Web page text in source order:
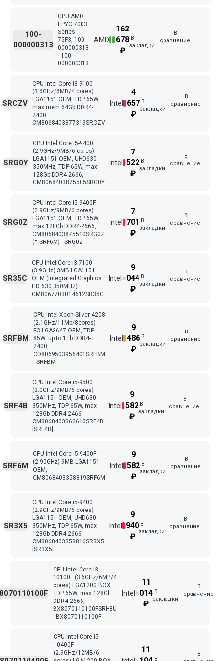
CPU AMD
EPYC 7003
Series
75F3, 100-
000000313
- 100-
000000313
AMD
100-
000000313
162
678
₽
В
закладки
В
сравнение
CPU Intel Core i3-9100
(3.6GHz/6MB/4 cores)
LGA1151 OEM, TDP 65W,
max mem.64Gb DDR4-
2400.
CM8068403377319SRCZV
Intel
SRCZV
4
657
₽
В
закладки
В
сравнение
CPU Intel Core i5-9400
(2.9GHz/9MB/6 cores)
LGA1151 OEM, UHD630
350MHz, TDP 65W, max
128Gb DDR4-2666,
CM8068403875505SRG0Y
Intel
SRG0Y
7
522
₽
В
закладки
В
сравнение
CPU Intel Core i5-9400F
(2.9GHz/9MB/6 cores)
LGA1151 OEM, TDP 65W,
max 128Gb DDR4-2666,
CM8068403875510SRG0Z
(= SRF6M) - SRG0Z
Intel
SRG0Z
7
701
₽
В
закладки
В
сравнение
CPU Intel Core i3-7100
(3.9GHz) 3MB LGA1151
OEM (Integrated Graphics
HD 630 350MHz)
CM8067703014612SR35C
Intel
SR35C ✖
9
044
₽
В
закладки
В
сравнение
CPU Intel Xeon Silver 4208
(2.1GHz/11Mb/8cores)
FC-LGA3647 ОЕМ, TDP
85W, up to 1Tb DDR4-
2400,
CD8069503956401SRFBM
- SRFBM
Intel
SRFBM
9
486
₽
В
закладки
В
сравнение
CPU Intel Core i5-9500
(3.0GHz/9MB/6 cores)
LGA1151 OEM, UHD630
350MHz, TDP 65W, max
128Gb DDR4-2466,
CM8068403362610SRF4B
[SRF4B]
Intel
SRF4B
9
582
₽
В
закладки
В
сравнение
CPU Intel Core i5-9400F
(2.90GHz) 9MB LGA1151
OEM,
CM8068403358819SRF6M
Intel
SRF6M
9
582
₽
В
закладки
В
сравнение
CPU Intel Core i5-9400
(2.9GHz/9MB/6 cores)
LGA1151 OEM, UHD630
350MHz, TDP 65W, max
128Gb DDR4-2666,
CM8068403358816SR3X5
[SR3X5]
Intel
SR3X5
9
940
₽
В
закладки
В
сравнение
CPU Intel Core i3-
10100F (3.6GHz/6MB/4
cores) LGA1200 BOX,
TDP 65W, max 128Gb
DDR4-2666,
BX8070110100FSRH8U
- BX8070110100F
Intel✖
11
014
₽
В
закладки
В
сравнение
CPU Intel Core i5-
10400F
(2.9GHz/12MB/6
11
В
В